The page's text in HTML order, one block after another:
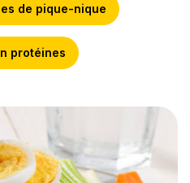
de pique-nique
protéines